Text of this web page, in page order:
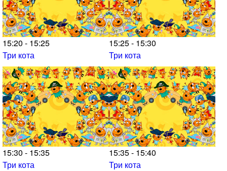
15:20 - 15:25
Три кота
15:25 - 15:30
Три кота
15:30 - 15:35
Три кота
15:35 - 15:40
Три кота